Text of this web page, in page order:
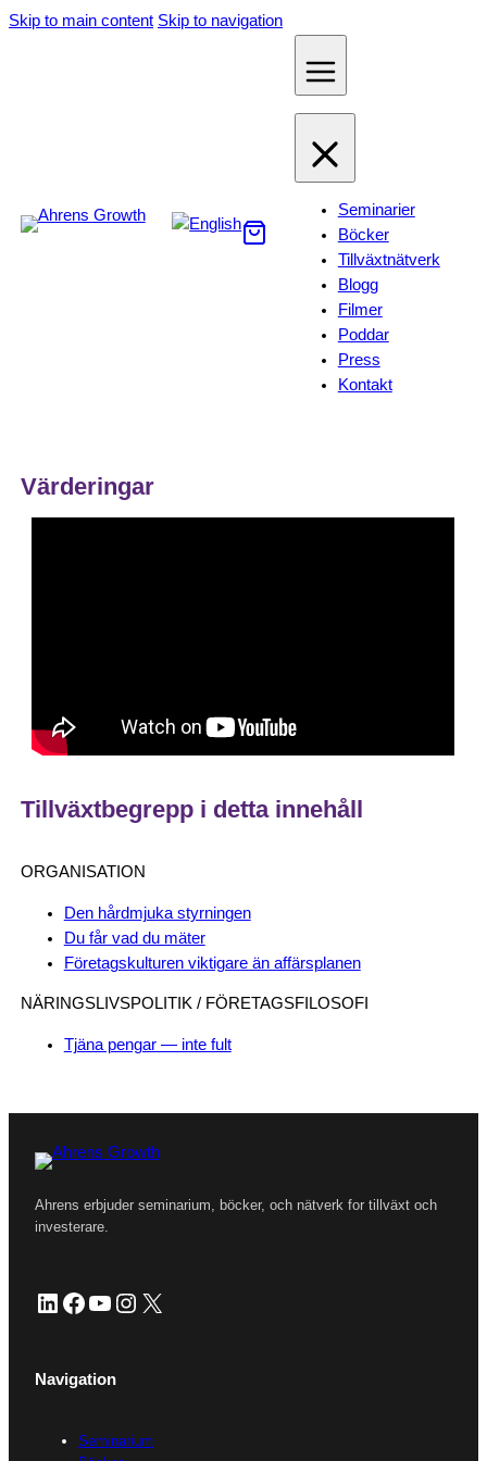
Hoppa
Skip to main content Skip to navigation
Seminarier
Böcker
Tillväxtnätverk
Blogg
Filmer
Poddar
Press
Kontakt
Värderingar
Tillväxtbegrepp i detta innehåll
ORGANISATION
Den hårdmjuka styrningen
Du får vad du mäter
Företagskulturen viktigare än affärsplanen
NÄRINGSLIVSPOLITIK / FÖRETAGSFILOSOFI
Tjäna pengar — inte fult
Ahrens erbjuder seminarium, böcker, och nätverk for tillväxt och
investerare.
LinkedIn Facebook YouTube Instagram X
Navigation
Seminarium